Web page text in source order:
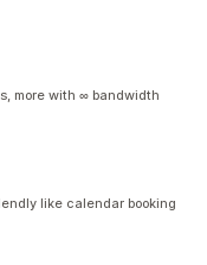
more with ∞ bandwidth
like calendar booking